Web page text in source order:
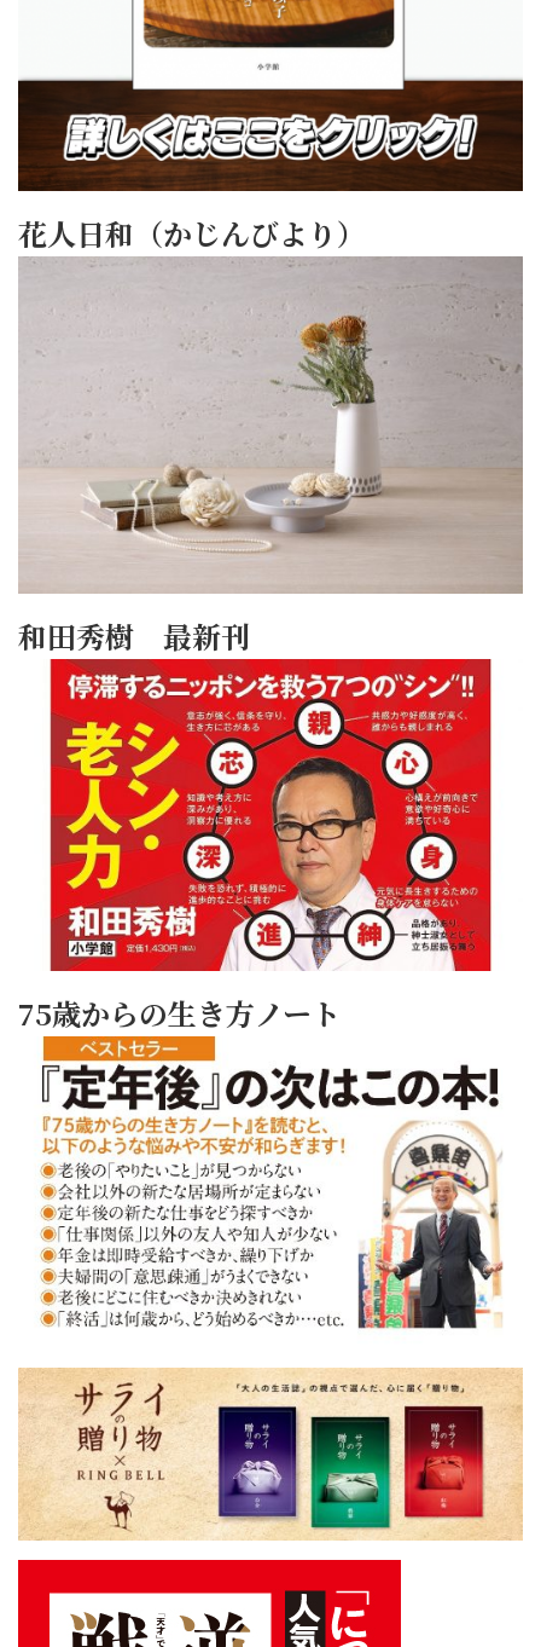
花人日和（かじんびより）
和田秀樹 最新刊
75歳からの生き方ノート